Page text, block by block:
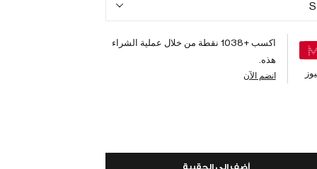
S
اكسب +1038 نقطة من خلال عملية الشراء
هذه.
انضم الآن
أضف الى الحقيبة